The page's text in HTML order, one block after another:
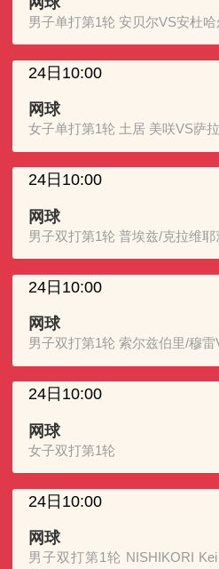
男子单打第1轮 安贝尔VS安杜哈
24日10:00
网球
女子单打第1轮 土居 美咲VS萨
24日10:00
网球
男子双打第1轮 普埃兹/克拉维
24日10:00
网球
男子双打第1轮 索尔兹伯里/穆
24日10:00
网球
女子双打第1轮
24日10:00
网球
男子双打第1轮 NISHIKORI